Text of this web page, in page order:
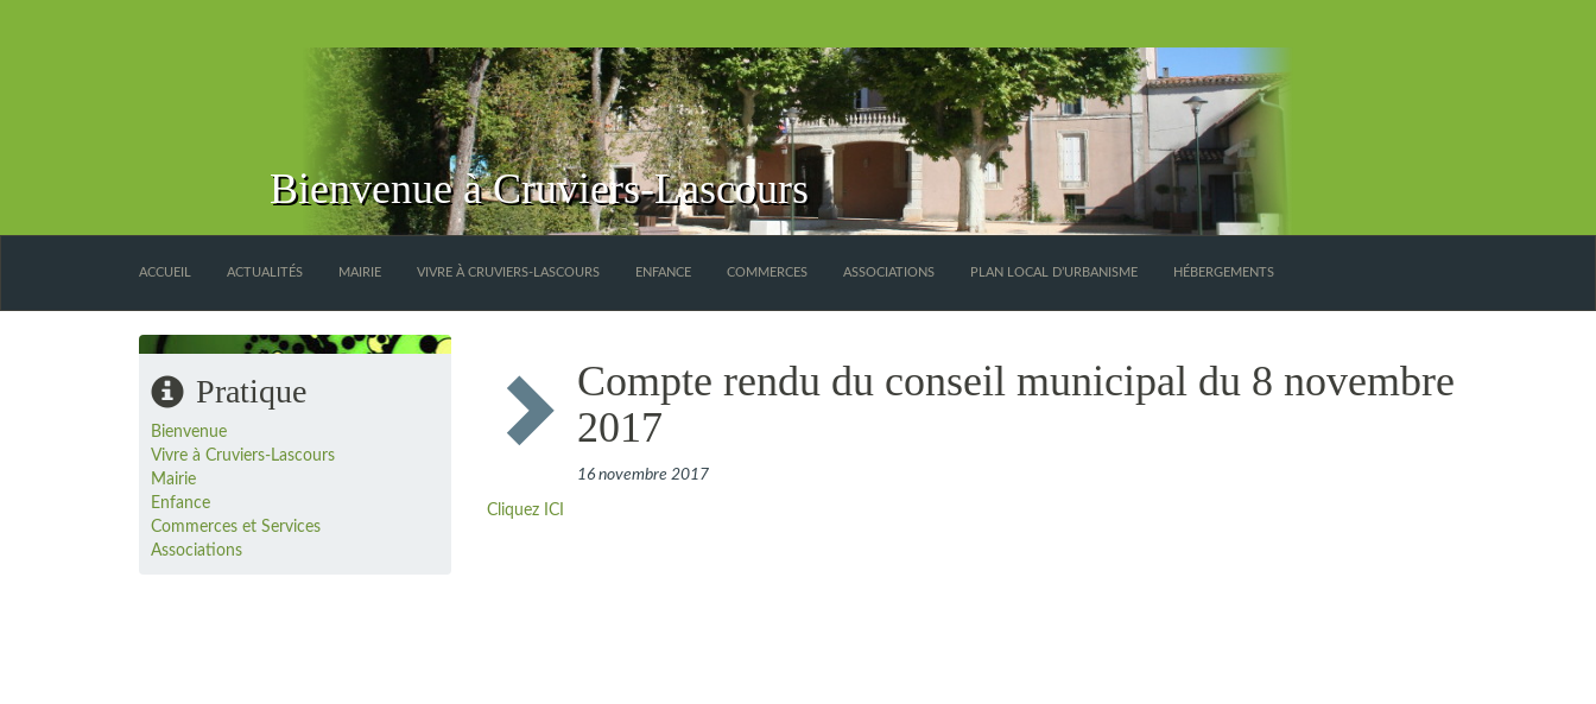
Bienvenue à Cruviers-Lascours
ACCUEIL ACTUALITÉS MAIRIE VIVRE À CRUVIERS-LASCOURS ENFANCE COMMERCES ASSOCIATIONS PLAN LOCAL D’URBANISME HÉBERGEMENTS
Compte rendu du conseil municipal du 8 novembre
2017
16 novembre 2017
Cliquez ICI
Pratique
Bienvenue
Vivre à Cruviers-Lascours
Mairie
Enfance
Commerces et Services
Associations